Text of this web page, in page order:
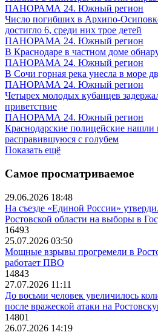
ПАНОРАМА 24. Южный регион
Число погибших в Архипо-
достигло 6, среди них трое детей
ПАНОРАМА 24. Южный регион
В Краснодаре в частном доме
ПАНОРАМА 24. Южный регион
В Сочи горная река унесла в море
ПАНОРАМА 24. Южный регион
Четырех молодых кубанцев
приветствие
ПАНОРАМА 24. Южный регион
Краснодарские полицейские нашли
расправившуюся с голубем
Показать ещё
Самое просматриваемое
29.06.2026 18:48
На съезде «Единой России»
Ростовской области на выборы в
16493
25.07.2026 03:50
Мощные взрывы прогремели в
работает ПВО
14843
27.07.2026 11:11
До восьми человек увеличилось
после вражеской атаки на
14801
26.07.2026 14:19